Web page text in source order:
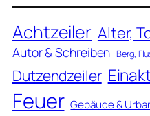
Achtzeiler Alter,
Autor & Schreiben Berg,
Dutzendzeiler
Feuer Gebäude &